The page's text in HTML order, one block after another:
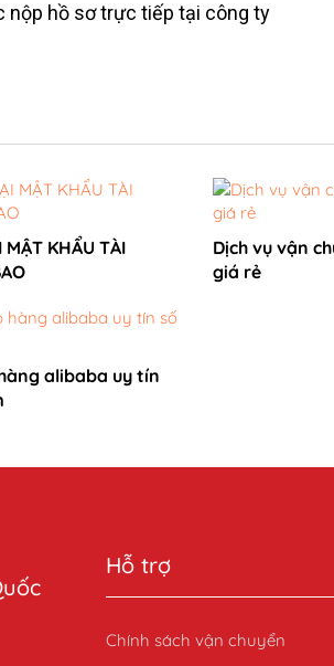
nộp hồ sơ trực tiếp tại công ty
MẬT KHẨU TÀI
Dịch vụ vận
giá rẻ
alibaba uy tín
Hỗ trợ
Chính sách vận chuyển